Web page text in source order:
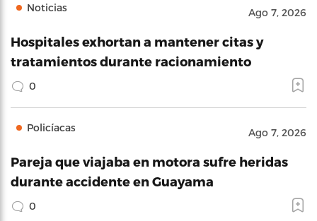
Noticias Ago 7, 2026
Hospitales exhortan a mantener citas y
tratamientos durante racionamiento
0
Policíacas Ago 7, 2026
Pareja que viajaba en motora sufre heridas
durante accidente en Guayama
0